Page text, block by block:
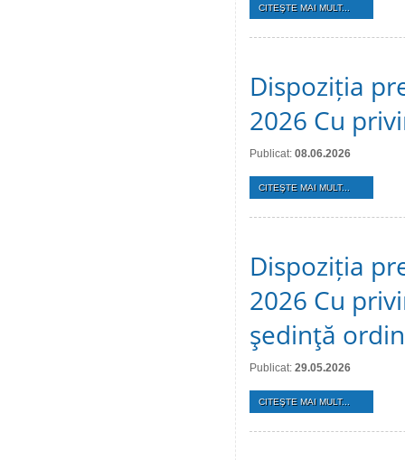
CITEŞTE MAI MULT...
Dispoziția
2026 Cu
Publicat: 08.06.2026
CITEŞTE MAI MULT...
Dispoziția
2026 Cu
şedinţă
Publicat: 29.05.2026
CITEŞTE MAI MULT...